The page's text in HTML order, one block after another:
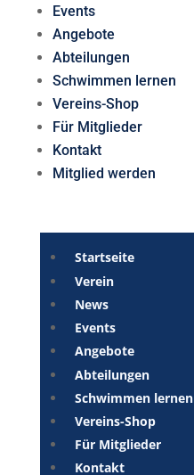
Events
Angebote
Abteilungen
Schwimmen lernen
Vereins-Shop
Für Mitglieder
Kontakt
Mitglied werden
Startseite
Verein
News
Events
Angebote
Abteilungen
Schwimmen lernen
Vereins-Shop
Für Mitglieder
Kontakt